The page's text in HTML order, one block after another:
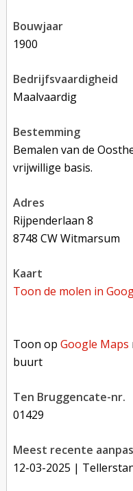
bouwjaar
1900
bedrijfsvaardigheid
Maalvaardig
bestemming
Bemalen van de Oosthemmerpolder, thans op
vrijwillige basis.
adres
Rijpenderlaan 8
8748 CW Witmarsum
kaart
Toon de molen in
Toon opGoogle Maps
buurt
Ten Bruggencate-nr.
01429
Meest recente
12-03-2025 |